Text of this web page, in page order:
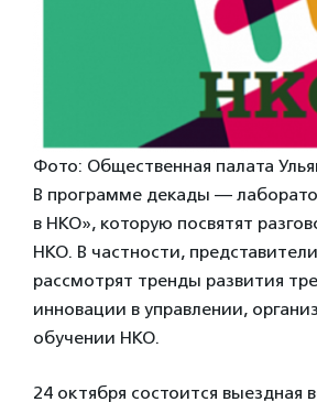
Фото: Общественная палата
В программе декады —
в НКО», которую посвятят
НКО. В частности,
рассмотрят тренды развития
инновации в управлении,
обучении НКО.
24 октября состоится выездная